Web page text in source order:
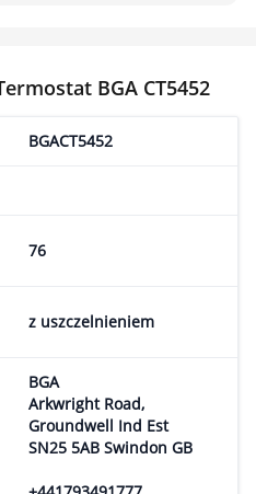
BGA CT5452
BGACT5452
76
z uszczelnieniem
BGA
Arkwright Road,
Groundwell Ind Est
SN25 5AB Swindon GB